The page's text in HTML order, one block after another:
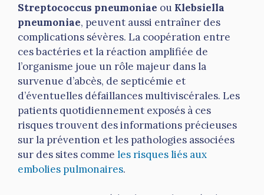
Streptococcus pneumoniae ou Klebsiella
pneumoniae, peuvent aussi entraîner des
complications sévères. La coopération entre
ces bactéries et la réaction amplifiée de
l’organisme joue un rôle majeur dans la
survenue d’abcès, de septicémie et
d’éventuelles défaillances multiviscérales. Les
patients quotidiennement exposés à ces
risques trouvent des informations précieuses
sur la prévention et les pathologies associées
sur des sites comme les risques liés aux
embolies pulmonaires.